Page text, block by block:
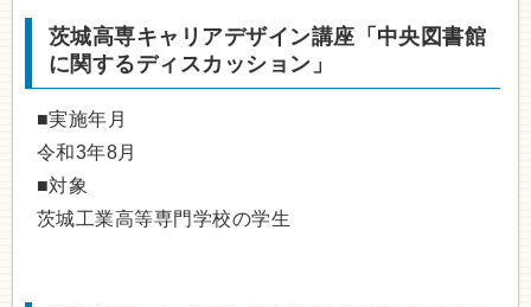
茨城高専キャリアデザイン講座「中央図書館
に関するディスカッション」
■実施年月
令和3年8月
■対象
茨城工業高等専門学校の学生